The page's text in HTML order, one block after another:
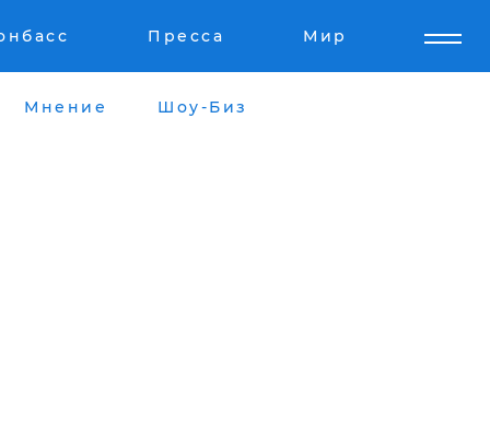
Пресса Мир
Мнение Шоу-Биз